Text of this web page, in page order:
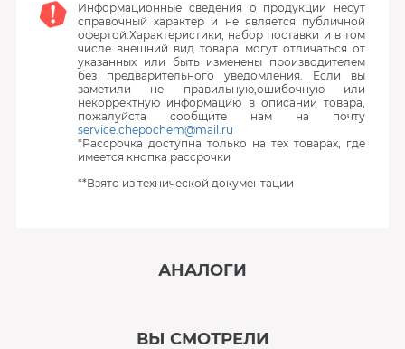
Информационные сведения о продукции несут
справочный характер и не является публичной
офертой.Характеристики, набор поставки и в том
числе внешний вид товара могут отличаться от
указанных или быть изменены производителем
без предварительного уведомления. Если вы
заметили не правильную,ошибочную или
некорректную информацию в описании товара,
пожалуйста сообщите нам на почту
service.chepochem@mail.ru
*Рассрочка доступна только на тех товарах, где
имеется кнопка рассрочки
**Взято из технической документации
АНАЛОГИ
ВЫ СМОТРЕЛИ